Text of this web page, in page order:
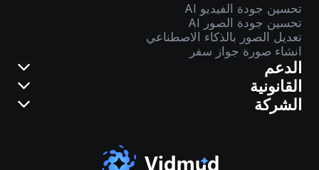
تحسين جودة الفيديو AI
تحسين جودة الصور AI
تعديل الصور بالذكاء الاصطناعي
انشاء صورة جواز سفر
الدعم
القانونية
الشركة